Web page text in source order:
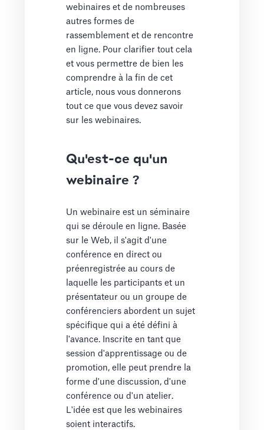
webinaires et de nombreuses
autres formes de
rassemblement et de rencontre
en ligne. Pour clarifier tout cela
et vous permettre de bien les
comprendre à la fin de cet
article, nous vous donnerons
tout ce que vous devez savoir
sur les webinaires.
Qu'est-ce qu'un
webinaire ?
Un webinaire est un séminaire
qui se déroule en ligne. Basée
sur le Web, il s'agit d'une
conférence en direct ou
préenregistrée au cours de
laquelle les participants et un
présentateur ou un groupe de
conférenciers abordent un sujet
spécifique qui a été défini à
l'avance. Inscrite en tant que
session d'apprentissage ou de
promotion, elle peut prendre la
forme d'une discussion, d'une
conférence ou d'un atelier.
L'idée est que les webinaires
soient interactifs.